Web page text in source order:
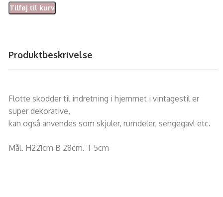
Tilføj til kurv
Produktbeskrivelse
Flotte skodder til indretning i hjemmet i vintagestil er
super dekorative,
kan også anvendes som skjuler, rumdeler, sengegavl etc.
Mål. H221cm B 28cm. T 5cm